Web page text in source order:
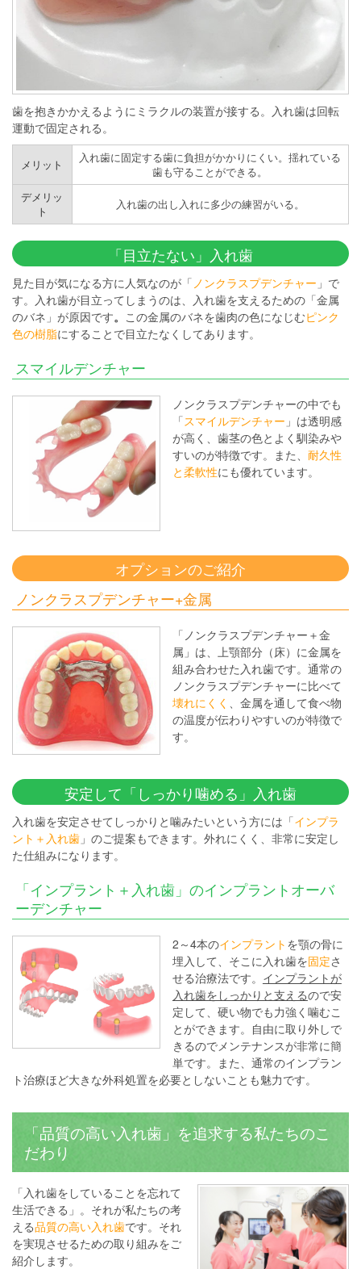
歯を抱きかかえるようにミラクルの装置が接する。入れ歯は回転
運動で固定される。
メリット
入れ歯に固定する歯に負担がかかりにくい。揺れている
歯も守ることができる。
デメリッ
ト
入れ歯の出し入れに多少の練習がいる。
「目立たない」入れ歯
見た目が気になる方に人気なのが「 ノンクラスプデンチャー 」で
す。入れ歯が目立ってしまうのは、入れ歯を支えるための「金属
のバネ」が原因です。 この金属のバネを歯肉の色になじむピンク
色の樹脂にすることで目立たなくしてあります。
スマイルデンチャー
ノンクラスプデンチャーの中でも
「スマイルデンチャー 」は透明感
が高く、歯茎の色とよく馴染みや
すいのが特徴です。また、 耐久性
と柔軟性にも優れています。
オプションのご紹介
ノンクラスプデンチャー+金属
「ノンクラスプデンチャー＋金
属」は、上顎部分（床）に金属を
組み合わせた入れ歯です。通常の
ノンクラスプデンチャーに比べて
壊れにくく
、金属を通して食べ物
の温度が伝わりやすいのが特徴で
す。
安定して「しっかり噛める」入れ歯
入れ歯を安定させてしっかりと噛みたいという方には「インプラ
ント＋入れ歯」のご提案もできます。外れにくく、非常に安定し
た仕組みになります。
「インプラント＋入れ歯」のインプラントオーバ
ーデンチャー
2～4本のインプラント を顎の骨に
埋入して、そこに入れ歯を固定さ
せる治療法です。 インプラントが
入れ歯をしっかりと支えるので安
定して、硬い物でも力強く噛むこ
とができます。自由に取り外しで
きるのでメンテナンスが非常に簡
単です。また、通常のインプラン
ト治療ほど大きな外科処置を必要としないことも魅力です。
「品質の高い入れ歯」を追求する私たちのこ
だわり
「入れ歯をしていることを忘れて
生活できる」。それが私たちの考
える品質の高い入れ歯です。それ
を実現させるための取り組みをご
紹介します。